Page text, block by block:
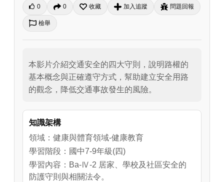
0 0 收藏 加入追蹤 問題回報
檢舉
本影片介紹交通安全的四大守則，說明路權的
基本概念與正確遵守方式，幫助建立安全用路
的觀念，降低交通事故發生的風險。
知識架構
領域：健康與體育領域-健康教育
學習階段：國中7-9年級(四)
學習內容：Ba-Ⅳ-2 居家、學校及社區安全的
防護守則與相關法令。